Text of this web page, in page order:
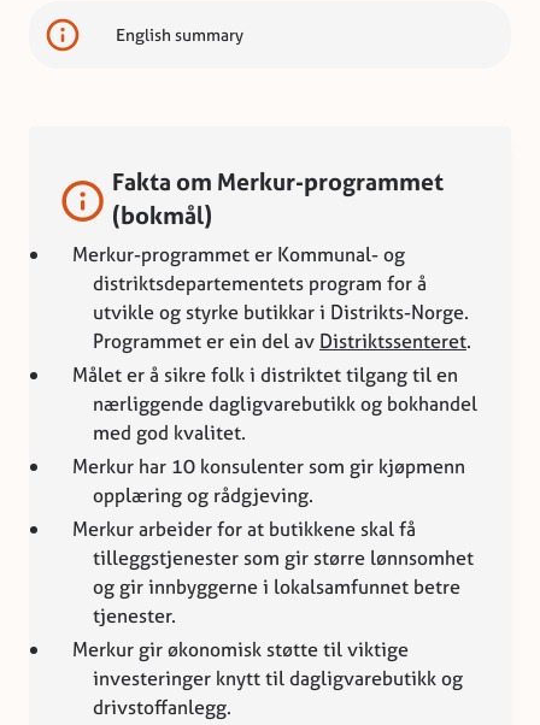
English summary
Fakta om Merkur-programmet
(bokmål)
Merkur-programmet er Kommunal- og
distriktsdepartementets program for å
utvikle og styrke butikkar i Distrikts-Norge.
Programmet er ein del av Distriktssenteret.
Målet er å sikre folk i distriktet tilgang til en
nærliggende dagligvarebutikk og bokhandel
med god kvalitet.
Merkur har 10 konsulenter som gir kjøpmenn
opplæring og rådgjeving.
Merkur arbeider for at butikkene skal få
tilleggstjenester som gir større lønnsomhet
og gir innbyggerne i lokalsamfunnet betre
tjenester.
Merkur gir økonomisk støtte til viktige
investeringer knytt til dagligvarebutikk og
drivstoffanlegg.